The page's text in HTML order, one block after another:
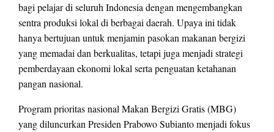
bagi pelajar di seluruh Indonesia dengan mengembangkan
sentra produksi lokal di berbagai daerah. Upaya ini tidak
hanya bertujuan untuk menjamin pasokan makanan bergizi
yang memadai dan berkualitas, tetapi juga menjadi strategi
pemberdayaan ekonomi lokal serta penguatan ketahanan
pangan nasional.
Program prioritas nasional Makan Bergizi Gratis (MBG)
yang diluncurkan Presiden Prabowo Subianto menjadi fokus